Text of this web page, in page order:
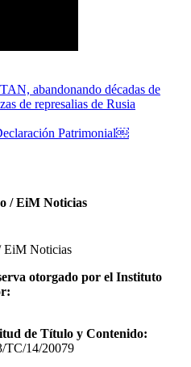
abandonando décadas de
de represalias de Rusia
Patrimonial￼
/ EiM Noticias
EiM Noticias
otorgado por el Instituto
de Título y Contenido:
TC/14/20079